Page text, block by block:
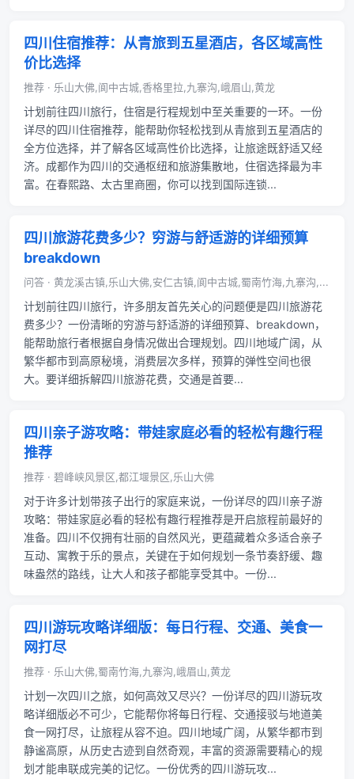
四川住宿推荐：从青旅到五星酒店，各区域高性
价比选择
推荐 · 乐山大佛,阆中古城,香格里拉,九寨沟,峨眉山,黄龙
计划前往四川旅行，住宿是行程规划中至关重要的一环。一份
详尽的四川住宿推荐，能帮助你轻松找到从青旅到五星酒店的
全方位选择，并了解各区域高性价比选择，让旅途既舒适又经
济。成都作为四川的交通枢纽和旅游集散地，住宿选择最为丰
富。在春熙路、太古里商圈，你可以找到国际连锁...
四川旅游花费多少？穷游与舒适游的详细预算
breakdown
问答 · 黄龙溪古镇,乐山大佛,安仁古镇,阆中古城,蜀南竹海,九寨沟,...
计划前往四川旅行，许多朋友首先关心的问题便是四川旅游花
费多少？一份清晰的穷游与舒适游的详细预算、breakdown，
能帮助旅行者根据自身情况做出合理规划。四川地域广阔，从
繁华都市到高原秘境，消费层次多样，预算的弹性空间也很
大。要详细拆解四川旅游花费，交通是首要...
四川亲子游攻略：带娃家庭必看的轻松有趣行程
推荐
推荐 · 碧峰峡风景区,都江堰景区,乐山大佛
对于许多计划带孩子出行的家庭来说，一份详尽的四川亲子游
攻略：带娃家庭必看的轻松有趣行程推荐是开启旅程前最好的
准备。四川不仅拥有壮丽的自然风光，更蕴藏着众多适合亲子
互动、寓教于乐的景点，关键在于如何规划一条节奏舒缓、趣
味盎然的路线，让大人和孩子都能享受其中。一份...
四川游玩攻略详细版：每日行程、交通、美食一
网打尽
推荐 · 乐山大佛,蜀南竹海,九寨沟,峨眉山,黄龙
计划一次四川之旅，如何高效又尽兴？一份详尽的四川游玩攻
略详细版必不可少，它能帮你将每日行程、交通接驳与地道美
食一网打尽，让旅程从容不迫。四川地域广阔，从繁华都市到
静谧高原，从历史古迹到自然奇观，丰富的资源需要精心的规
划才能串联成完美的记忆。一份优秀的四川游玩攻...